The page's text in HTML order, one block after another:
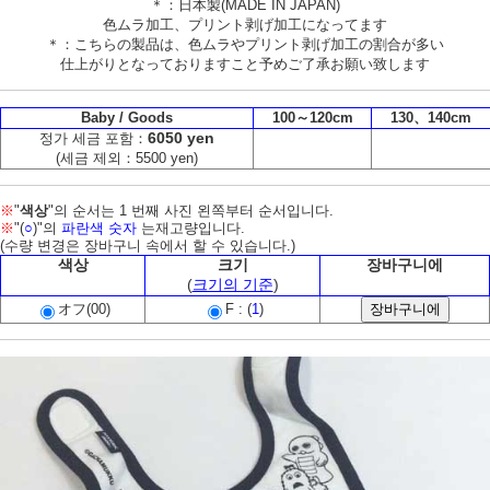
＊：日本製(MADE IN JAPAN)
色ムラ加工、プリント剥げ加工になってます
＊：こちらの製品は、色ムラやプリント剥げ加工の割合が多い
仕上がりとなっておりますこと予めご了承お願い致します
Baby / Goods 100～120cm
130、140cm
정가 세금 포함： 6050 yen
(세금 제외：5500 yen)
※"색상"의 순서는 1 번째 사진 왼쪽부터 순서입니다.
※"(○)"의 파란색 숫자 는재고량입니다.
(수량 변경은 장바구니 속에서 할 수 있습니다.)
색상
크기
(크기의 기준)
장바구니에
オフ(00) F : (1)